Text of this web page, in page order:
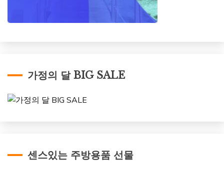
가정의 달 BIG SALE
센스있는 주방용품 선물